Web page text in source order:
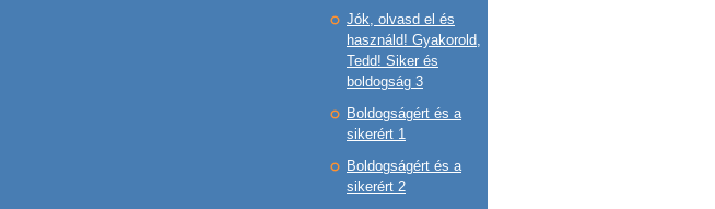
Jók, olvasd el és
használd! Gyakorold,
Tedd! Siker és
boldogság 3
Boldogságért és a
sikerért 1
Boldogságért és a
sikerért 2